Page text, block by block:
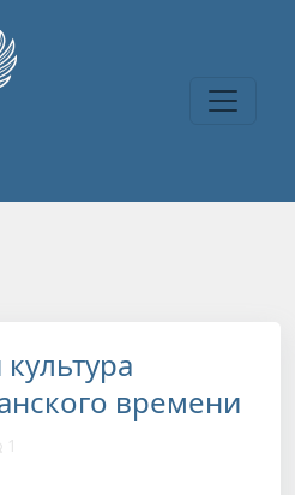
времени
1